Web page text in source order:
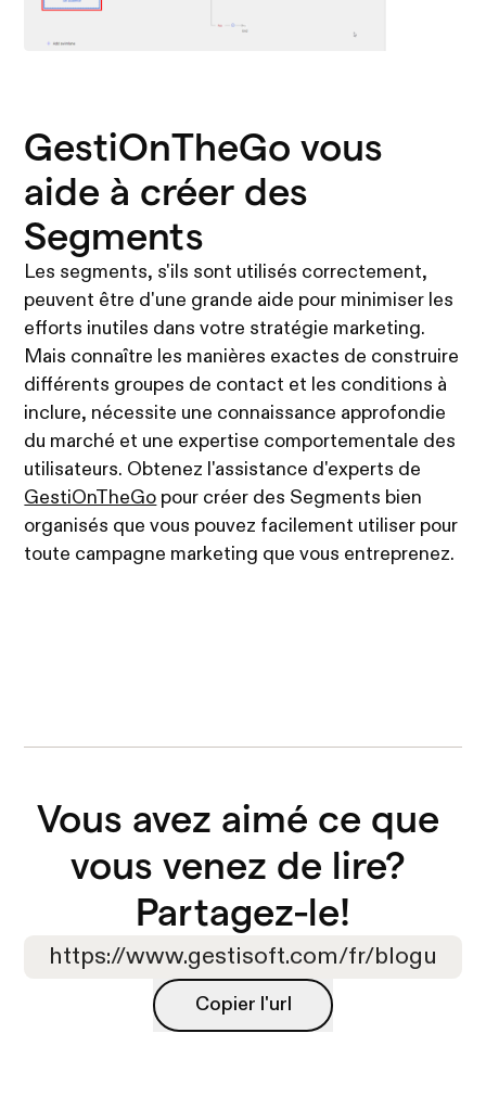
GestiOnTheGo vous
aide à créer des
Segments
Les segments, s'ils sont utilisés correctement,
peuvent être d'une grande aide pour minimiser les
efforts inutiles dans votre stratégie marketing.
Mais connaître les manières exactes de construire
différents groupes de contact et les conditions à
inclure, nécessite une connaissance approfondie
du marché et une expertise comportementale des
utilisateurs. Obtenez l'assistance d'experts de
GestiOnTheGo pour créer des Segments bien
organisés que vous pouvez facilement utiliser pour
toute campagne marketing que vous entreprenez.
Vous avez aimé ce que
vous venez de lire?
Partagez-le!
Copier l'url